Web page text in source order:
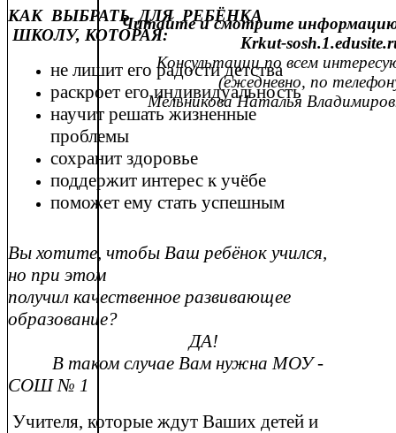
КАК ВЫБРАТЬ ДЛЯ РЕБЁНКА
ШКОЛУ, КОТОРАЯ:
не лишит его радости детства
раскроет его индивидуальность
научит решать жизненные
проблемы
сохранит здоровье
поддержит интерес к учёбе
поможет ему стать успешным
Вы хотите, чтобы Ваш ребёнок учился,
но при этом
получил качественное развивающее
образование?
ДА!
В таком случае Вам нужна МОУ -
СОШ № 1
Учителя, которые ждут Ваших детей и
Читайте и смотрите
Krkut-
Консультации по всем
(ежедневно, по телефону
Мельникова Наталья